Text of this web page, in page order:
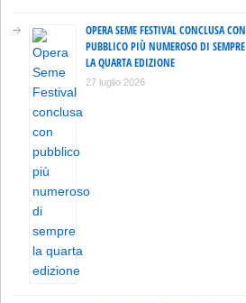
OPERA SEME FESTIVAL CONCLUSA CON
PUBBLICO PIÙ NUMEROSO DI SEMPRE
LA QUARTA EDIZIONE
27 luglio 2026